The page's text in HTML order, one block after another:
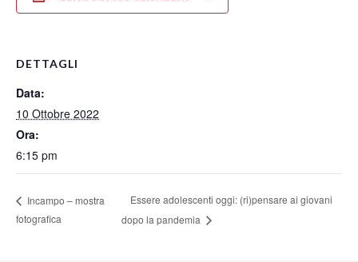
DETTAGLI
Data:
10 Ottobre 2022
Ora:
6:15 pm
Incampo – mostra
fotografica
Essere adolescenti oggi: (ri)pensare ai giovani
dopo la pandemia